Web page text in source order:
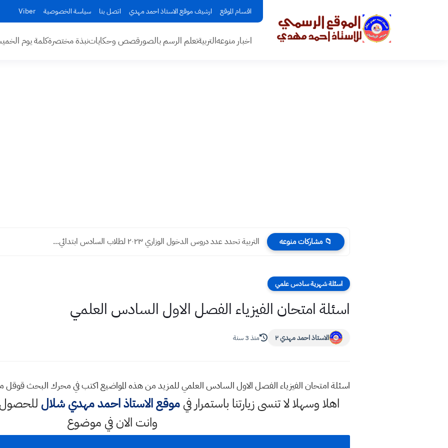
اقسام الموقع ارشيف موقع الاستاذ احمد مهدي اتصل بنا سياسة الخصوصية Viber
اخبار منوعهالتربيةتعلم الرسم بالصورقصص وحكاياتنبذة مختصرةكلمة يوم
📁 مشاركات منوعه التربية تحدد عدد دروس الدخول الوزاري ٢٠٢٣ لطلاب السادس ابتدائي...
اسئلة شهرية سادس علمي
اسئلة امتحان الفيزياء الفصل الاول السادس العلمي
الاستاذ احمد مهدي ٢ منذ 3 سنة
اسئلة امتحان الفيزياء الفصل الاول السادس العلمي للمزيد من هذه المواضيع اكتب في محرك البحث
اهلا وسهلالا تنسى زيارتنا باستمرار فيموقع الاستاذ احمد مهدي شلال
وانت الان في موضوع